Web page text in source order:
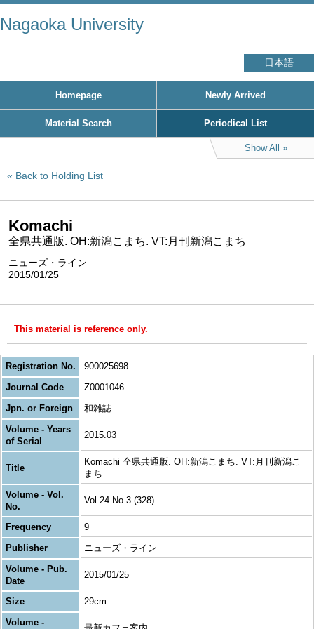
Nagaoka University
日本語
Homepage Newly Arrived
Material Search Periodical List
Show All
Back to Holding List
Komachi
全県共通版. OH:新潟こまち. VT:月刊新潟こまち
ニューズ・ライン
2015/01/25
This material is reference only.
Registration No.
900025698
Journal Code
Z0001046
Jpn. or Foreign
和雑誌
Volume - Years
of Serial
2015.03
Title
Komachi 全県共通版. OH:新潟こまち. VT:月刊新潟こ
まち
Volume - Vol.
No.
Vol.24 No.3 (328)
Frequency
9
Publisher
ニューズ・ライン
Volume - Pub.
Date
2015/01/25
Size
29cm
Volume -